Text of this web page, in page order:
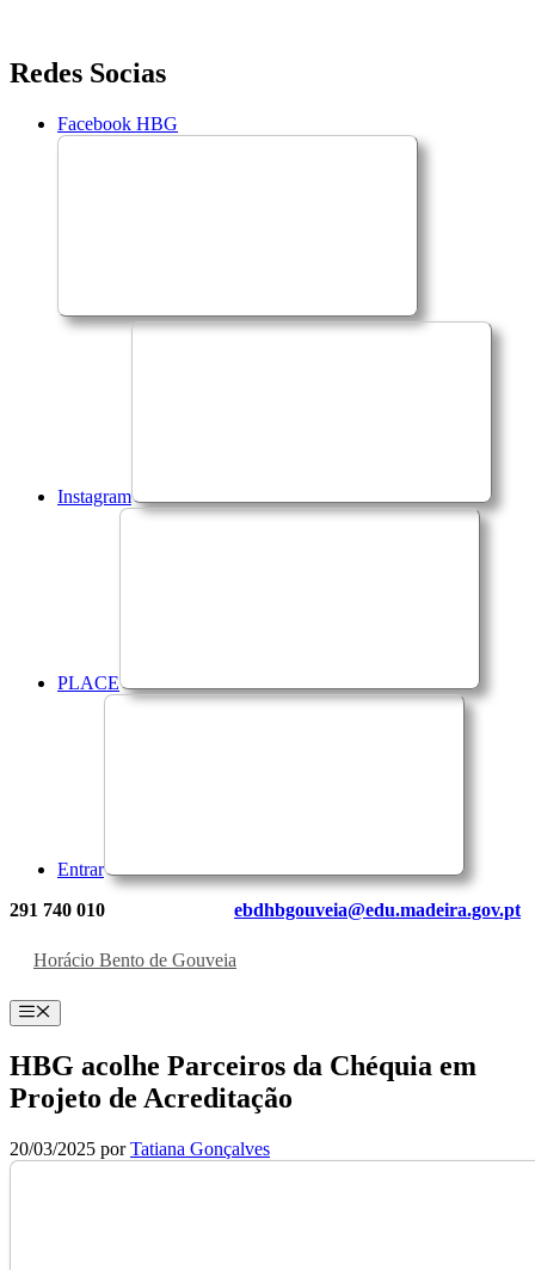
Saltar
para
conteúdo
Redes Socias
Facebook HBG
Instagram
PLACE
Entrar
291 740 010 ebdhbgouveia@edu.madeira.gov.pt
Horácio Bento de Gouveia
Menu
HBG acolhe Parceiros da Chéquia em
Projeto de Acreditação
20/03/2025 porTatiana Gonçalves